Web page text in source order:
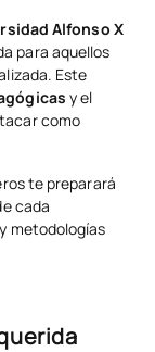
Alfonso X
para aquellos
Este
y el
como
te preparará
cada
y metodologías